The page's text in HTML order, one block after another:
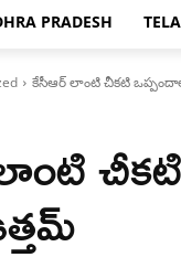
PRADESH
కేసీఆర్ లాంటి చీకటి